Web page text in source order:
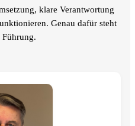
klare Verantwortung
Genau dafür steht
Führung.